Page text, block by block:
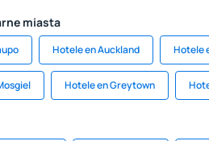
miasta
Hotele en Auckland Hotele
Hotele en Greytown